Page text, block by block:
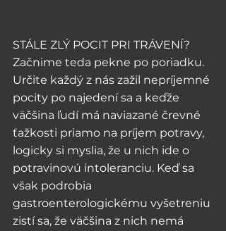
STÁLE ZLÝ POCIT PRI TRÁVENÍ?
Začnime teda pekne po poriadku.
Určite každý z nás zažil nepríjemné
pocity po najedení sa a keďže
väčšina ľudí má naviazané črevné
ťažkosti priamo na príjem potravy,
logicky si myslia, že u nich ide o
potravinovú intoleranciu. Keď sa
však podrobia
gastroenterologickému vyšetreniu
zistí sa, že väčšina z nich nemá